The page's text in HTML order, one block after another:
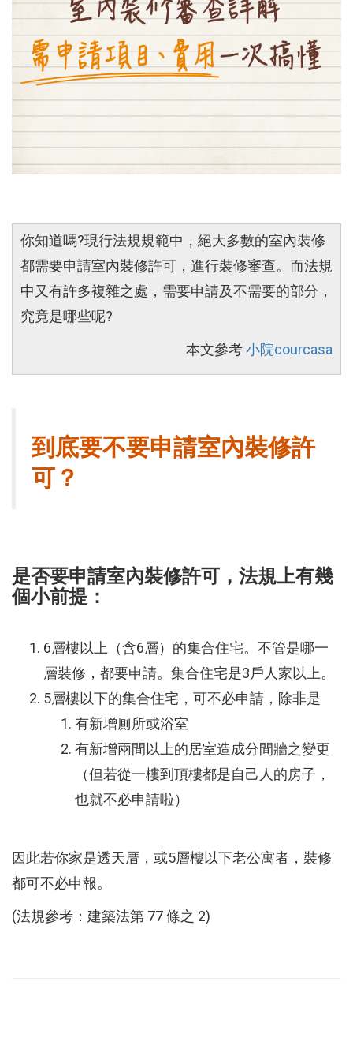
你知道嗎?現行法規規範中，絕大多數的室內裝修
都需要申請室內裝修許可，進行裝修審查。而法規
中又有許多複雜之處，需要申請及不需要的部分，
究竟是哪些呢?
本文參考小院courcasa
到底要不要申請室內裝修許
可？
是否要申請室內裝修許可，法規上有幾
個小前提：
6層樓以上（含6層）的集合住宅。不管是哪一
層裝修，都要申請。集合住宅是3戶人家以上。
5層樓以下的集合住宅，可不必申請，除非是
有新增厠所或浴室
有新增兩間以上的居室造成分間牆之變更
（但若從一樓到頂樓都是自己人的房子，
也就不必申請啦）
因此若你家是透天厝，或5層樓以下老公寓者，裝修
都可不必申報。
(法規參考：建築法第 77 條之 2)